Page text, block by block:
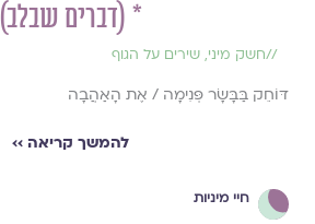
* (דברים שבלב)
//חשק מיני, שירים על הגוף
דּוֹחֵק בַּבָּשָׂר פְּנִימָה / אֶת הָאַהֲבָה
להמשך קריאה ››
חיי מיניות